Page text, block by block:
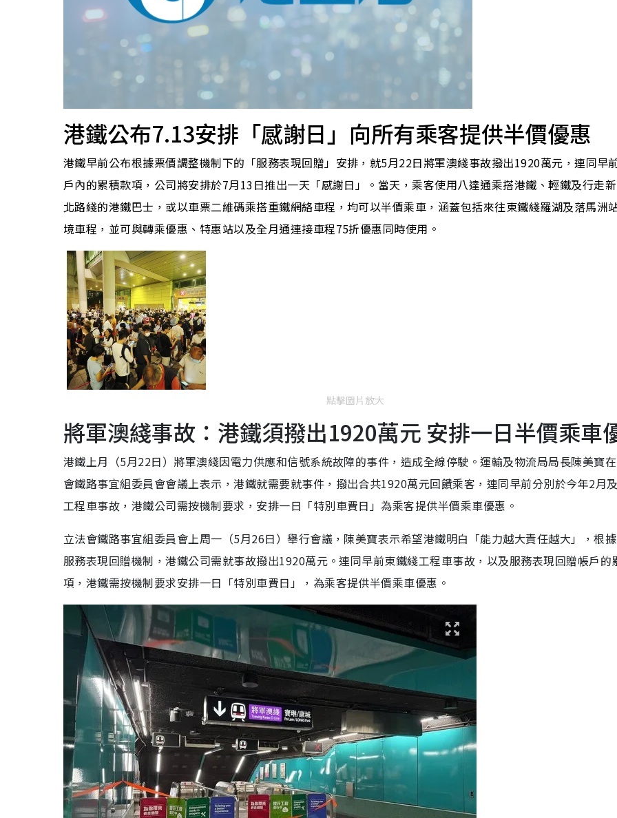
港鐵公布7.13安排「感謝日」向所有乘客提供半價優惠
港鐵早前公布根據票價調整機制下的「服務表現回贈」安排，就5月22日將軍澳綫事故撥出1920萬元，連同早
戶內的累積款項，公司將安排於7月13日推出一天「感謝日」。當天，乘客使用八達通乘搭港鐵、輕鐵及行走
北路綫的港鐵巴士，或以車票二維碼乘搭重鐵網絡車程，均可以半價乘車，涵蓋包括來往東鐵綫羅湖及落馬洲
境車程，並可與轉乘優惠、特惠站以及全月通連接車程75折優惠同時使用。
點擊圖片放大
將軍澳綫事故：港鐵須撥出1920萬元 安排一日半價乘車
港鐵上月（5月22日）將軍澳綫因電力供應和信號系統故障的事件，造成全線停駛。運輸及物流局局長陳美寶
會鐵路事宜組委員會會議上表示，港鐵就需要就事件，撥出合共1920萬元回饋乘客，連同早前分別於今年2月
工程車事故，港鐵公司需按機制要求，安排一日「特別車費日」為乘客提供半價乘車優惠。
立法會鐵路事宜組委員會上周一（5月26日）舉行會議，陳美寶表示希望港鐵明白「能力越大責任越大」，根
服務表現回贈機制，港鐵公司需就事故撥出1920萬元。連同早前東鐵綫工程車事故，以及服務表現回贈帳戶的
項，港鐵需按機制要求安排一日「特別車費日」，為乘客提供半價乘車優惠。